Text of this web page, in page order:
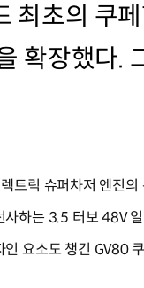
최초의 쿠
확장했다.
트릭 슈퍼차저 엔진의
사하는 3.5 터보 48V
인 요소도 챙긴 GV80